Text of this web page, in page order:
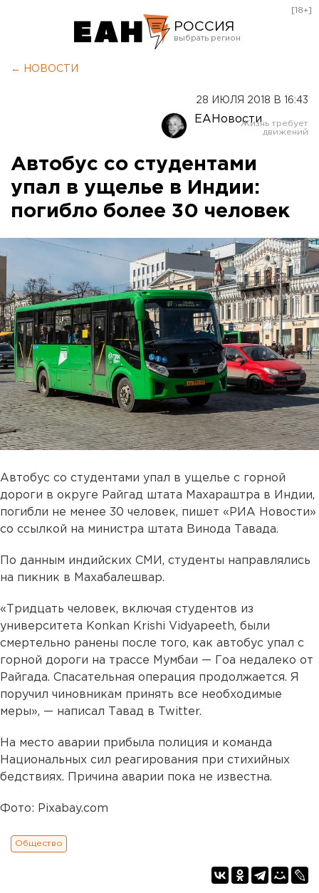
РОССИЯ
Оренбург
[18+]
← НОВОСТИ
28 ИЮЛЯ 2018 В 16:43
ЕАНовости
Автобус со студентами
упал в ущелье в Индии:
погибло более 30 человек
Автобус со студентами упал в ущелье с горной
дороги в округе Райгад штата Махараштра в Индии,
погибли не менее 30 человек, пишет «РИА Новости»
cо ссылкой на министра штата Винода Тавада.
По данным индийских СМИ, студенты направлялись
на пикник в Махабалешвар.
«Тридцать человек, включая студентов из
университета Konkan Krishi Vidyapeeth, были
смертельно ранены после того, как автобус упал с
горной дороги на трассе Мумбаи — Гоа недалеко от
Райгада. Спасательная операция продолжается. Я
поручил чиновникам принять все необходимые
меры», — написал Тавад в Twitter.
На место аварии прибыла полиция и команда
Национальных сил реагирования при стихийных
бедствиях. Причина аварии пока не известна.
Фото: Pixabay.com
Общество